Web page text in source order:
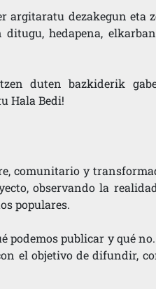
dezakegun eta
hedapena,
duten bazkiderik
Hala Bedi!
comunitario y
observando la
populares.
podemos publicar y qué
el objetivo de difundir,